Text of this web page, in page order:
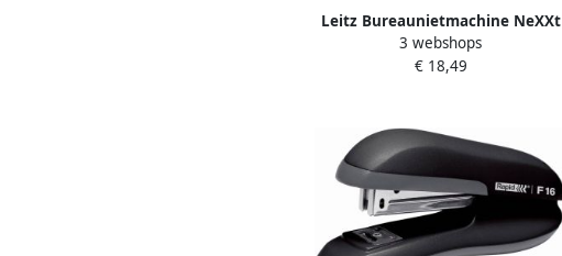
Leitz Bureaunietmachine NeXXt
metalen 30 vel zwart blister
3 webshops
€ 18,49